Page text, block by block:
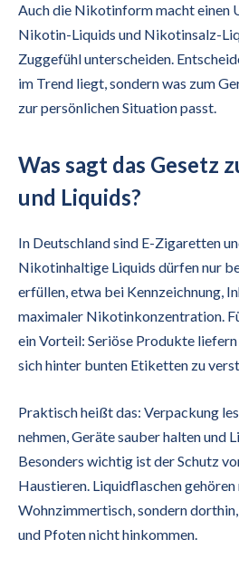
Auch die Nikotinform macht einen
Nikotin-Liquids und Nikotinsalz-
Zuggefühl unterscheiden.
im Trend liegt, sondern was zum
zur persönlichen Situation passt.
Was sagt das Gesetz
und Liquids?
In Deutschland sind E-Zigaretten
Nikotinhaltige Liquids dürfen nur
erfüllen, etwa bei Kennzeichnung,
maximaler Nikotinkonzentration.
ein Vorteil: Seriöse Produkte
sich hinter bunten Etiketten zu
Praktisch heißt das: Verpackung
nehmen, Geräte sauber halten und
Besonders wichtig ist der Schutz
Haustieren. Liquidflaschen
Wohnzimmertisch, sondern
und Pfoten nicht hinkommen.